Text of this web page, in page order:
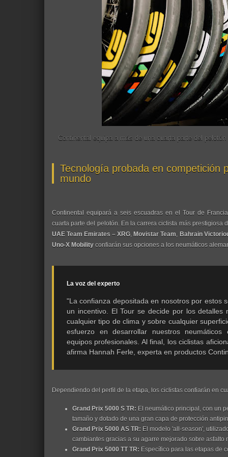
Continental equipa a más de una cuarta parte del
Tecnología probada en competición
mundo
Continental equipará a seis escuadras en el Tour de
cuarta parte del pelotón. En la carrera ciclista más prestigiosa
UAE Team Emirates – XRG ,Movistar Team Bahrain
Uno-X Mobility confiarán sus opciones a los neumáticos
La voz del experto
"La confianza depositada en nosotros por estos
un incentivo. El Tour se decide por los
cualquier tipo de clima y sobre cualquier
esfuerzo en desarrollar nuestros
equipos profesionales. Al final, los ciclistas
afirma Hannah Ferle, experta en productos
Dependiendo del perfil de la etapa, los ciclistas confiarán en
Grand Prix 5000 S TR: El neumático principal, con un
tamaño y dotado de una gran capa de protección
Grand Prix 5000 AS TR: El modelo 'all-season',
cambiantes gracias a su agarre mejorado sobre asfalto
Grand Prix 5000 TT TR: Específico para las etapas de